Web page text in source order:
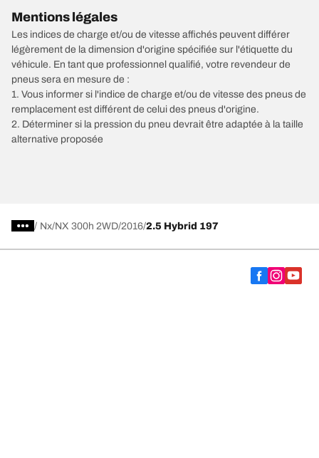
Mentions légales
Les indices de charge et/ou de vitesse affichés peuvent différer
légèrement de la dimension d'origine spécifiée sur l'étiquette du
véhicule. En tant que professionnel qualifié, votre revendeur de
pneus sera en mesure de :
1. Vous informer si l'indice de charge et/ou de vitesse des pneus de
remplacement est différent de celui des pneus d'origine.
2. Déterminer si la pression du pneu devrait être adaptée à la taille
alternative proposée
/ Nx NX 300h 2WD 2016 2.5 Hybrid 197